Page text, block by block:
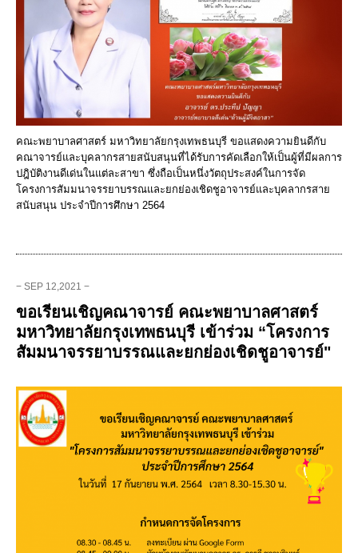
คณะพยาบาลศาสตร์ มหาวิทยาลัยกรุงเทพธนบุรี ขอแสดงความยินดีกับ
คณาจารย์และบุคลากรสายสนับสนุนที่ได้รับการคัดเลือกให้เป็นผู้ที่มีผลการ
ปฎิบัติงานดีเด่นในแต่ละสาขา ซึ่งถือเป็นหนึ่งวัตถุประสงค์ในการจัด
โครงการสัมมนาจรรยาบรรณและยกย่องเชิดชูอาจารย์และบุคลากรสาย
สนับสนุน ประจำปีการศึกษา 2564
− SEP 12,2021 −
ขอเรียนเชิญคณาจารย์ คณะพยาบาลศาสตร์
มหาวิทยาลัยกรุงเทพธนบุรี เข้าร่วม “โครงการ
สัมมนาจรรยาบรรณและยกย่องเชิดชูอาจารย์"